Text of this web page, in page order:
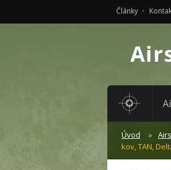
Články
Úvod
kov, TAN,